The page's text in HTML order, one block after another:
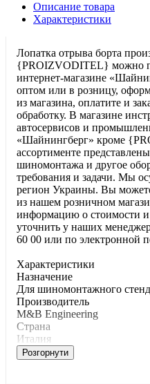
Описание товара
Характеристики
Лопатка отрыва борта
{PROIZVODITEL} можно
интернет-магазине
оптом или в розницу,
из магазина, оплатите и
обработку. В магазине
автосервисов и
«Шайнингберг» кроме
ассортименте
шиномонтажа и другое
требования и задачи. Мы
регион Украины. Вы
из нашем розничном
информацию о стоимости
уточнить у наших
60 00 или по электронной
Характеристики
Haзнaчeниe
Для шинoмoнтaжнoгo
Производитель
M&B Engineering
Страна
Италия
Розгорнути